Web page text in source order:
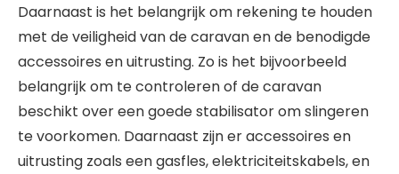
Daarnaast is het belangrijk om rekening te houden
met de veiligheid van de caravan en de benodigde
accessoires en uitrusting. Zo is het bijvoorbeeld
belangrijk om te controleren of de caravan
beschikt over een goede stabilisator om slingeren
te voorkomen. Daarnaast zijn er accessoires en
uitrusting zoals een gasfles, elektriciteitskabels, en